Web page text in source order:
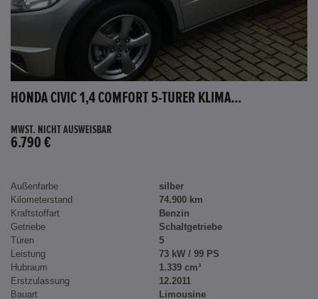
HONDA CIVIC 1,4 COMFORT 5-TÜRER KLIMA...
MWST. NICHT AUSWEISBAR
6.790 €
Außenfarbe
silber
Kilometerstand
74.900 km
Kraftstoffart
Benzin
Getriebe
Schaltgetriebe
Türen
5
Leistung
73 kW / 99 PS
Hubraum
1.339 cm³
Erstzulassung
12.2011
Bauart
Limousine